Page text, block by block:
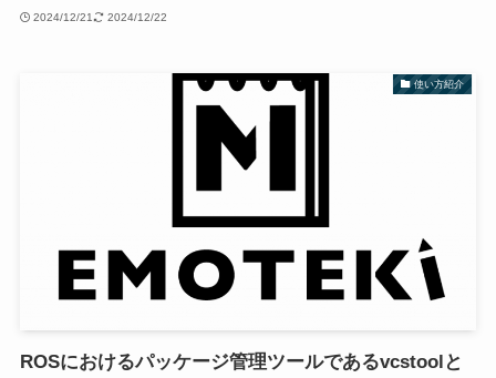
2024/12/21 2024/12/22
使い方紹介
ROSにおけるパッケージ管理ツールであるvcstoolと